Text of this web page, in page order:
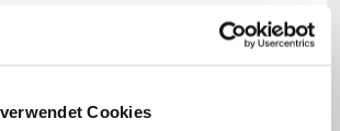
Cookies
um andere Betroffene zu
Präventionsmöglichkeiten
das sich ständig